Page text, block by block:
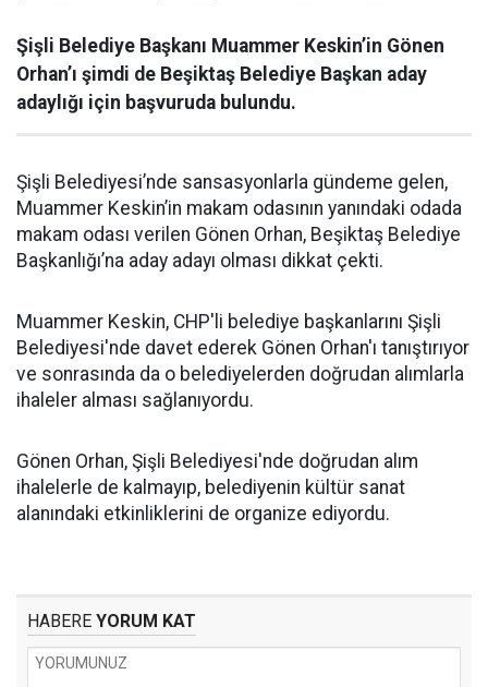
Şişli Belediye Başkanı Muammer Keskin’in Gönen
Orhan’ı şimdi de Beşiktaş Belediye Başkan aday
adaylığı için başvuruda bulundu.
Şişli Belediyesi’nde sansasyonlarla gündeme gelen,
Muammer Keskin’in makam odasının yanındaki odada
makam odası verilen Gönen Orhan, Beşiktaş Belediye
Başkanlığı’na aday adayı olması dikkat çekti.
Muammer Keskin, CHP'li belediye başkanlarını Şişli
Belediyesi'nde davet ederek Gönen Orhan'ı tanıştırıyor
ve sonrasında da o belediyelerden doğrudan alımlarla
ihaleler alması sağlanıyordu.
Gönen Orhan, Şişli Belediyesi'nde doğrudan alım
ihalelerle de kalmayıp, belediyenin kültür sanat
alanındaki etkinliklerini de organize ediyordu.
HABERE YORUM KAT